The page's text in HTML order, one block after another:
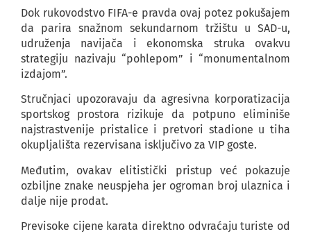
Dok rukovodstvo FIFA-e pravda ovaj potez pokušajem
da parira snažnom sekundarnom tržištu u SAD-u,
udruženja navijača i ekonomska struka ovakvu
strategiju nazivaju “pohlepom” i “monumentalnom
izdajom”.
Stručnjaci upozoravaju da agresivna korporatizacija
sportskog prostora rizikuje da potpuno eliminiše
najstrastvenije pristalice i pretvori stadione u tiha
okupljališta rezervisana isključivo za VIP goste.
Međutim, ovakav elitistički pristup već pokazuje
ozbiljne znake neuspjeha jer ogroman broj ulaznica i
dalje nije prodat.
Previsoke cijene karata direktno odvraćaju turiste od